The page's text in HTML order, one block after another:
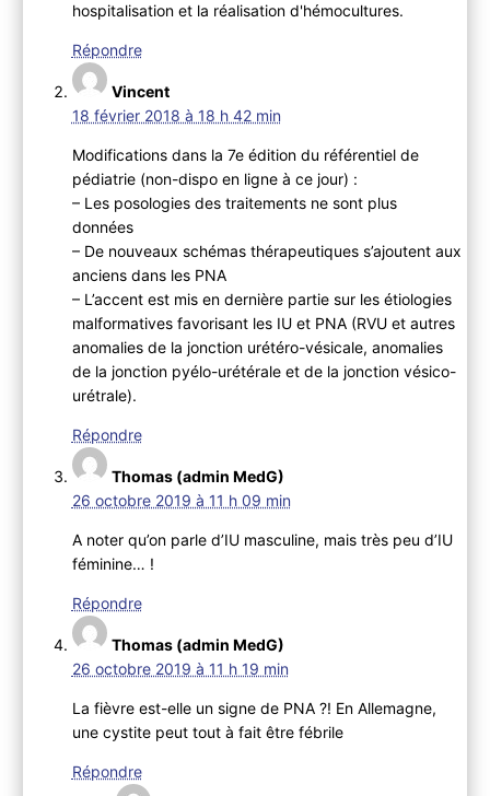
hospitalisation et la réalisation d'hémocultures.
Répondre
Vincent
18 février 2018 à 18 h 42 min
Modifications dans la 7e édition du référentiel de
pédiatrie (non-dispo en ligne à ce jour) :
– Les posologies des traitements ne sont plus
données
– De nouveaux schémas thérapeutiques s’ajoutent aux
anciens dans les PNA
– L’accent est mis en dernière partie sur les étiologies
malformatives favorisant les IU et PNA (RVU et autres
anomalies de la jonction urétéro-vésicale, anomalies
de la jonction pyélo-urétérale et de la jonction vésico-
urétrale).
Répondre
Thomas (admin MedG)
26 octobre 2019 à 11 h 09 min
A noter qu’on parle d’IU masculine, mais très peu d’IU
féminine… !
Répondre
Thomas (admin MedG)
26 octobre 2019 à 11 h 19 min
La fièvre est-elle un signe de PNA ?! En Allemagne,
une cystite peut tout à fait être fébrile
Répondre